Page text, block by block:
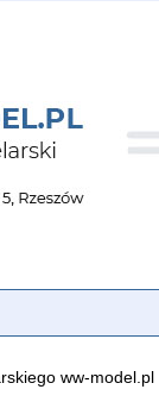
ww-model.pl .